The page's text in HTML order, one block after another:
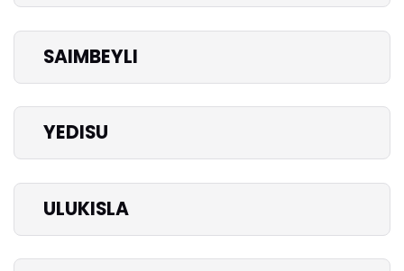
SAIMBEYLI
YEDISU
ULUKISLA